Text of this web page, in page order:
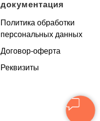
документация
Политика обработки
персональных данных
Договор-оферта
Реквизиты